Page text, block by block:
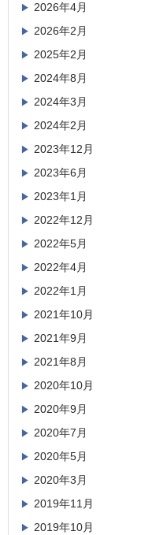
2026年4月
2026年2月
2025年2月
2024年8月
2024年3月
2024年2月
2023年12月
2023年6月
2023年1月
2022年12月
2022年5月
2022年4月
2022年1月
2021年10月
2021年9月
2021年8月
2020年10月
2020年9月
2020年7月
2020年5月
2020年3月
2019年11月
2019年10月